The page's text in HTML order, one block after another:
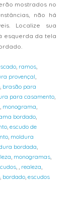
mostrados no
não há
Localize sua
esquerda da tela
, ramos,
provençal,
, brasão para
para casamento,
, monograma,
bordado,
,escudo de
, moldura
bordada,
, monogramas,
,, realeza,
, bordado,escudos